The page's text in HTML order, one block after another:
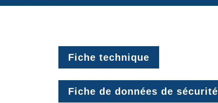
Fiche technique
Fiche de données de sécurité